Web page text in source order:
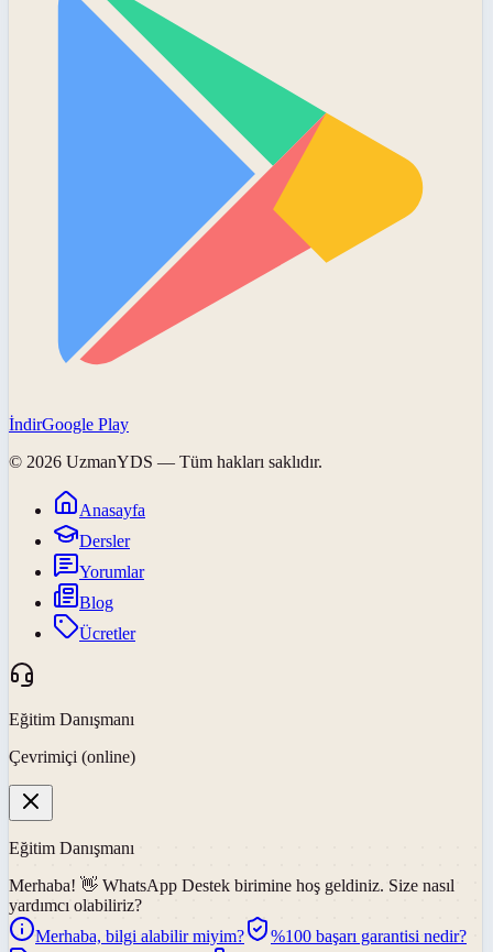
İndirGoogle Play
© 2026 UzmanYDS — Tüm hakları saklıdır.
Anasayfa
Dersler
Yorumlar
Blog
Ücretler
Eğitim Danışmanı
Çevrimiçi (online)
Eğitim Danışmanı
Merhaba! 👋 WhatsApp Destek birimine hoş geldiniz. Size nasıl
yardımcı olabiliriz?
Merhaba, bilgi alabilir miyim?
%100 başarı garantisi nedir?